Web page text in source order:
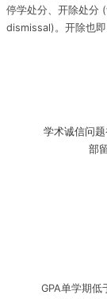
停学处分、开除处分
dismissal)。开除也
学术诚信问
部
收到警告处
属实，如有
生则需要根
GPA单学期
收到留校察看
接受处分，